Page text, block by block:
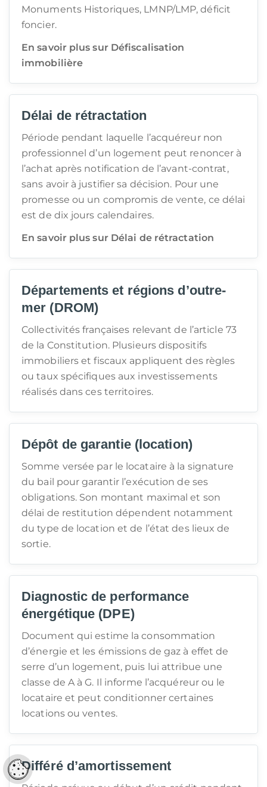
Monuments Historiques, LMNP/LMP, déficit
foncier.
En savoir plus sur Défiscalisation
immobilière
Délai de rétractation
Période pendant laquelle l’acquéreur non
professionnel d’un logement peut renoncer à
l’achat après notification de l’avant-contrat,
sans avoir à justifier sa décision. Pour une
promesse ou un compromis de vente, ce délai
est de dix jours calendaires.
En savoir plus sur Délai de rétractation
Départements et régions d’outre-
mer (DROM)
Collectivités françaises relevant de l’article 73
de la Constitution. Plusieurs dispositifs
immobiliers et fiscaux appliquent des règles
ou taux spécifiques aux investissements
réalisés dans ces territoires.
Dépôt de garantie (location)
Somme versée par le locataire à la signature
du bail pour garantir l’exécution de ses
obligations. Son montant maximal et son
délai de restitution dépendent notamment
du type de location et de l’état des lieux de
sortie.
Diagnostic de performance
énergétique (DPE)
Document qui estime la consommation
d’énergie et les émissions de gaz à effet de
serre d’un logement, puis lui attribue une
classe de A à G. Il informe l’acquéreur ou le
locataire et peut conditionner certaines
locations ou ventes.
Différé d’amortissement
Réglages cookies